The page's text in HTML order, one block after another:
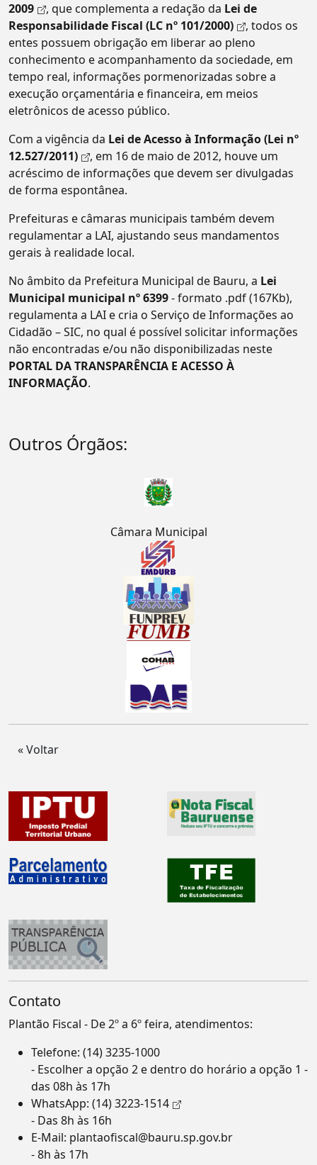
2009
, que complementa a redação da Lei de
Responsabilidade Fiscal (LC nº 101/2000)
, todos os
entes possuem obrigação em liberar ao pleno
conhecimento e acompanhamento da sociedade, em
tempo real, informações pormenorizadas sobre a
execução orçamentária e financeira, em meios
eletrônicos de acesso público.
Com a vigência da Lei de Acesso à Informação (Lei nº
12.527/2011)
, em 16 de maio de 2012, houve um
acréscimo de informações que devem ser divulgadas
de forma espontânea.
Prefeituras e câmaras municipais também devem
regulamentar a LAI, ajustando seus mandamentos
gerais à realidade local.
No âmbito da Prefeitura Municipal de Bauru, a Lei
Municipal municipal nº 6399- formato .pdf (167Kb),
regulamenta a LAI e cria o Serviço de Informações ao
Cidadão – SIC, no qual é possível solicitar informações
não encontradas e/ou não disponibilizadas neste
PORTAL DA TRANSPARÊNCIA E ACESSO À
INFORMAÇÃO.
Outros Órgãos:
Câmara Municipal
« Voltar
Contato
Plantão Fiscal - De 2º a 6º feira, atendimentos:
Telefone: (14) 3235-1000
- Escolher a opção 2 e dentro do horário a opção 1 -
das 08h às 17h
WhatsApp: (14) 3223-1514
- Das 8h às 16h
E-Mail: plantaofiscal@bauru.sp.gov.br
- 8h às 17h